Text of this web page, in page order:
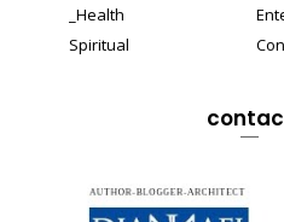
_Health
Spiritual